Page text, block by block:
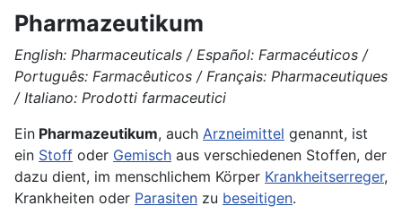
Pharmazeutikum
English: Pharmaceuticals / Español: Farmacéuticos /
Português: Farmacêuticos / Français: Pharmaceutiques
/ Italiano: Prodotti farmaceutici
Ein Pharmazeutikum, auch Arzneimittel genannt, ist
ein Stoff oder Gemisch aus verschiedenen Stoffen, der
dazu dient, im menschlichem Körper Krankheitserreger,
Krankheiten oder Parasiten zu beseitigen.